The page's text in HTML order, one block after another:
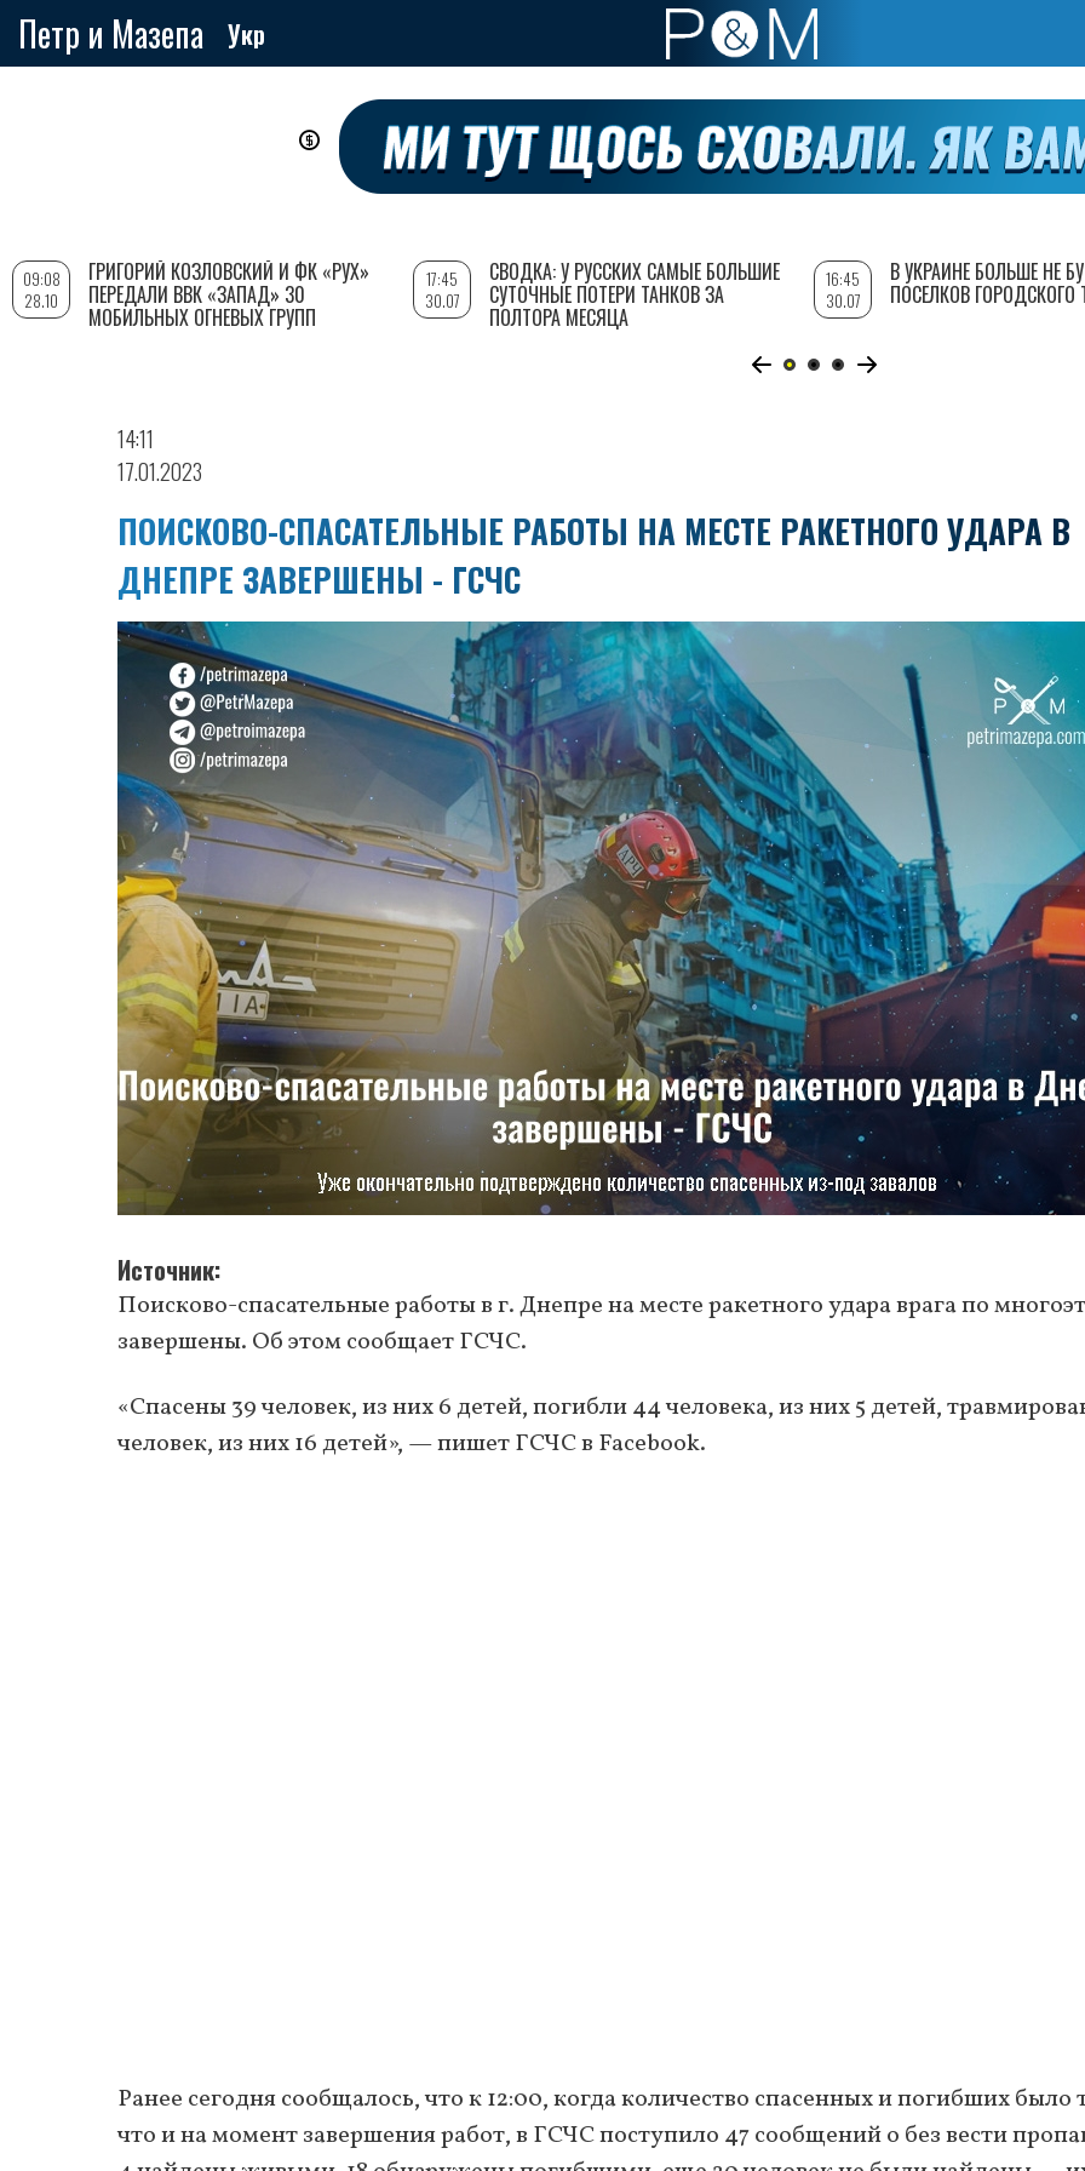
Петр и Мазепа Укр
14:11
17.01.2023
ПОИСКОВО-СПАСАТЕЛЬНЫЕ РАБОТЫ НА МЕСТЕ РАКЕТНОГО УДАРА В
ДНЕПРЕ ЗАВЕРШЕНЫ - ГСЧС
Источник
Поисково-спасательные работы в г. Днепре на месте ракетного удара врага по
завершены. Об этом сообщает ГСЧС.
«Спасены 39 человек, из них 6 детей, погибли 44 человека, из них 5 детей,
человек, из них 16 детей», — пишет ГСЧС в Facebook.
Ранее сегодня сообщалось, что к 12:00, когда количество спасенных и погибших было
что и на момент завершения работ, в ГСЧС поступило 47 сообщений о без вести
09:08
28.10
ГРИГОРИЙ КОЗЛОВСКИЙ И ФК «РУХ»
ПЕРЕДАЛИ ВВК «ЗАПАД» 30
МОБИЛЬНЫХ ОГНЕВЫХ ГРУПП
17:45
30.07
СВОДКА: У РУССКИХ САМЫЕ БОЛЬШИЕ
СУТОЧНЫЕ ПОТЕРИ ТАНКОВ ЗА
ПОЛТОРА МЕСЯЦА
16:45
30.07
В УКРАИНЕ БОЛЬШЕ НЕ
ПОСЕЛКОВ ГОРОДСКОГО